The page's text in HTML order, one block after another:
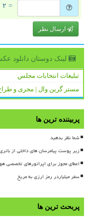
= ۲ بعلاوه ۵
ارسال نظر
لینک دوستان دانلود
تبلیغات انتخابات مجلس
مستر گرین وال | مجری و طراح
پربیننده ترین ها
شما نظر بدهید
زیر پوست پیامرسان های داخلی از
اعطای مجوز برای اپراتورهای
سفر میلیاردر رمز ارزی به مریخ
پربحث ترین ها